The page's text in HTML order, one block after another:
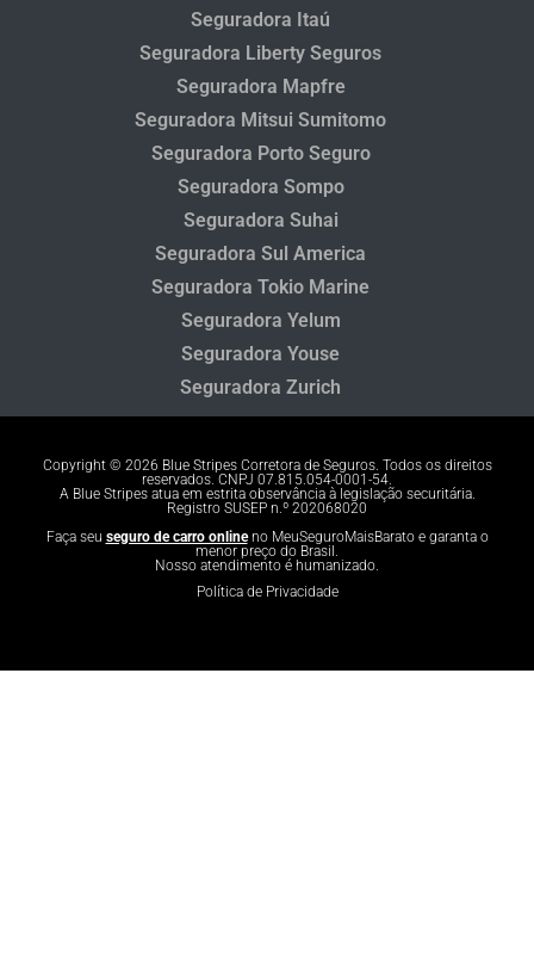
Seguradora Itaú
Seguradora Liberty Seguros
Seguradora Mapfre
Seguradora Mitsui Sumitomo
Seguradora Porto Seguro
Seguradora Sompo
Seguradora Suhai
Seguradora Sul America
Seguradora Tokio Marine
Seguradora Yelum
Seguradora Youse
Seguradora Zurich
Copyright © 2026 Blue Stripes Corretora de Seguros. Todos os direitos
reservados. CNPJ 07.815.054-0001-54.
A Blue Stripes atua em estrita observância à legislação securitária.
Registro SUSEP n.º 202068020
Faça seu seguro de carro onlineno MeuSeguroMaisBarato e garanta o
menor preço do Brasil.
Nosso atendimento é humanizado.
Política de Privacidade